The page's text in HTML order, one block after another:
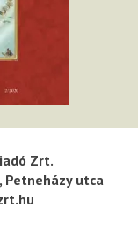
Zrt.
Petneházy utca